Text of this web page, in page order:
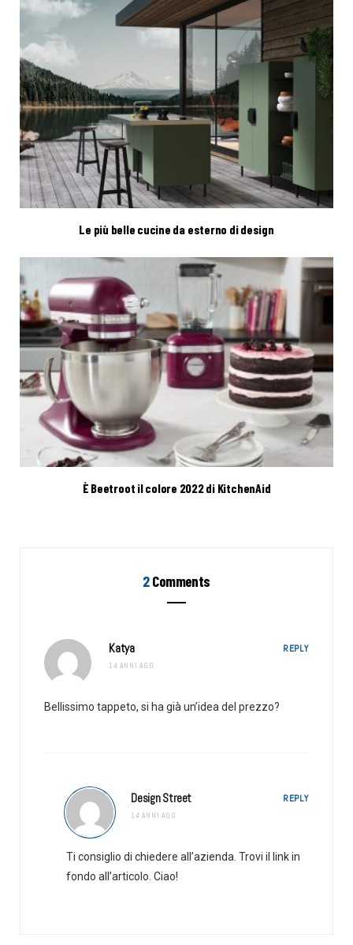
Le più belle cucine da esterno di design
È Beetroot il colore 2022 di KitchenAid
2Comments
Katya
14 ANNI AGO
REPLY
Bellissimo tappeto, si ha già un’idea del prezzo?
Design Street
14 ANNI AGO
REPLY
Ti consiglio di chiedere all’azienda. Trovi il link in
fondo all’articolo. Ciao!